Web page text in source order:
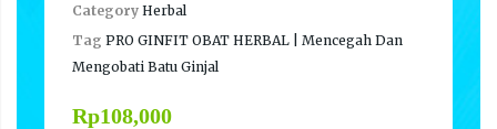
Category Herbal
Tag PRO GINFIT OBAT HERBAL | Mencegah Dan
Mengobati Batu Ginjal
Rp108,000